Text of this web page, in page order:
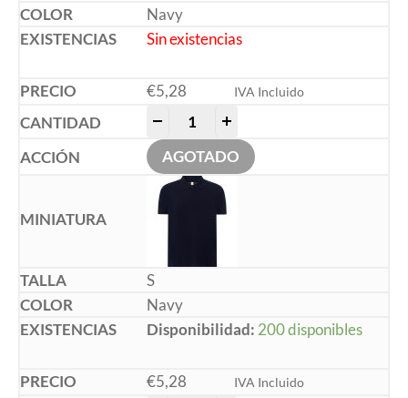
Navy
Sin existencias
€5,28 IVA Incluido
AGOTADO
S
Navy
Disponibilidad: 200 disponibles
€5,28 IVA Incluido